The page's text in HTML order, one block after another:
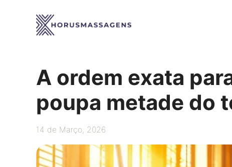
A ordem exata
poupa metade do
14 de Março, 2026